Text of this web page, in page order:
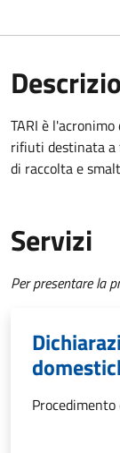
TARI è
rifiuti destinata a
di raccolta e
Servizi
Per presentare la